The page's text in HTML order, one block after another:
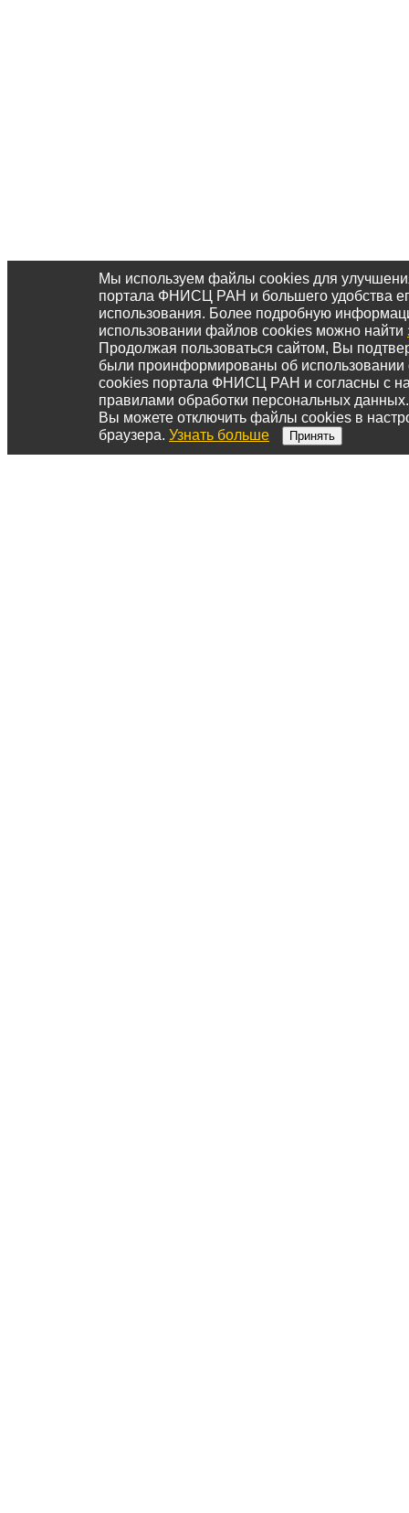
Мы используем файлы cookies для
портала ФНИСЦ РАН и большего удобства
использования. Более подробную
использовании файлов cookies можно найти
Продолжая пользоваться сайтом, Вы
были проинформированы об
cookies портала ФНИСЦ РАН и согласны с
правилами обработки персональных данных.
Вы можете отключить файлы cookies в
браузера. Узнать больше Принять